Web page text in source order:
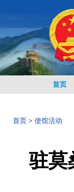
首页
首页 > 使馆活动
驻莫